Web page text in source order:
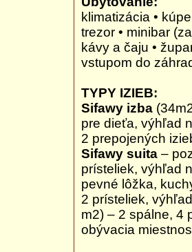
klimatizácia •
trezor • minibar
kávy a čaju •
vstupom do
TYPY IZIEB:
Sifawy izba
pre dieťa, výhľad
2 prepojených
Sifawy suita –
prísteliek, výhľad
pevné lôžka,
2 prísteliek,
m2) – 2 spálne, 4
obývacia